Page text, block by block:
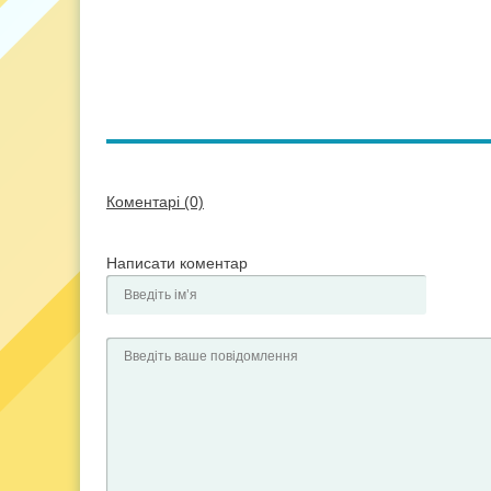
Коментарі (0)
Написати коментар